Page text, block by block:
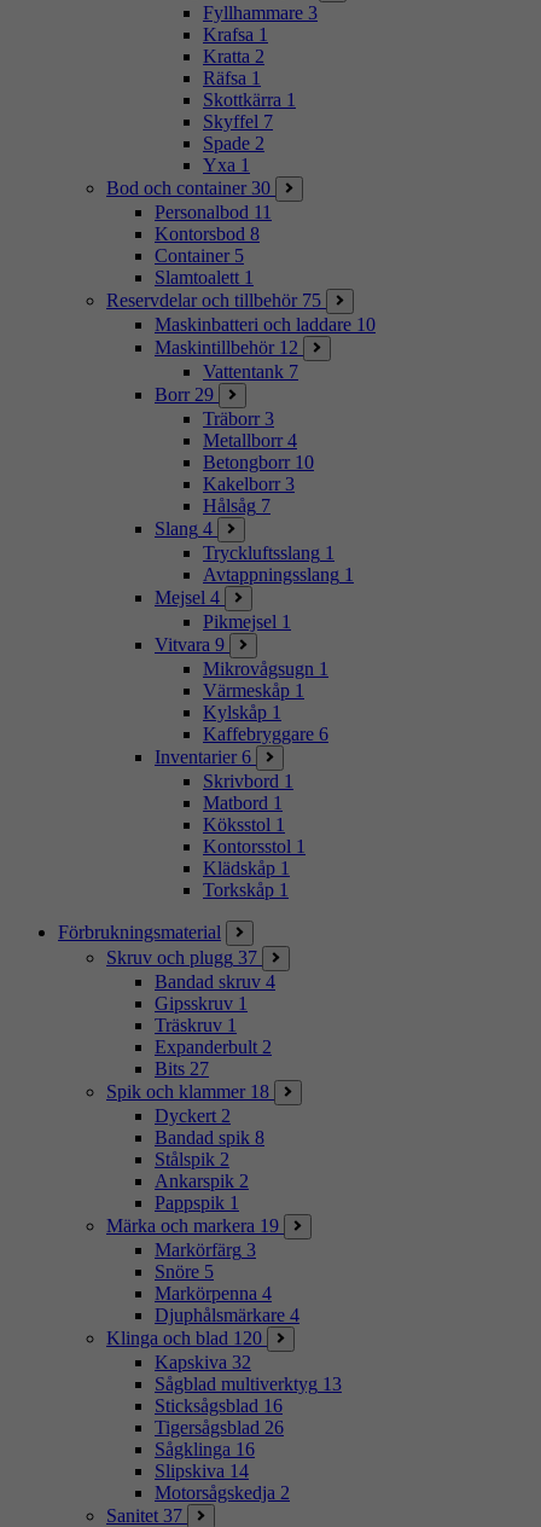
Fyllhammare 3
Krafsa 1
Kratta 2
Räfsa 1
Skottkärra 1
Skyffel 7
Spade 2
Yxa 1
Bod och container 30
Personalbod 11
Kontorsbod 8
Container 5
Slamtoalett 1
Reservdelar och tillbehör 75
Maskinbatteri och laddare 10
Maskintillbehör 12
Vattentank 7
Borr 29
Träborr 3
Metallborr 4
Betongborr 10
Kakelborr 3
Hålsåg 7
Slang 4
Tryckluftsslang 1
Avtappningsslang 1
Mejsel 4
Pikmejsel 1
Vitvara 9
Mikrovågsugn 1
Värmeskåp 1
Kylskåp 1
Kaffebryggare 6
Inventarier 6
Skrivbord 1
Matbord 1
Köksstol 1
Kontorsstol 1
Klädskåp 1
Torkskåp 1
Förbrukningsmaterial
Skruv och plugg 37
Bandad skruv 4
Gipsskruv 1
Träskruv 1
Expanderbult 2
Bits 27
Spik och klammer 18
Dyckert 2
Bandad spik 8
Stålspik 2
Ankarspik 2
Pappspik 1
Märka och markera 19
Markörfärg 3
Snöre 5
Markörpenna 4
Djuphålsmärkare 4
Klinga och blad 120
Kapskiva 32
Sågblad multiverktyg 13
Sticksågsblad 16
Tigersågsblad 26
Sågklinga 16
Slipskiva 14
Motorsågskedja 2
Sanitet 37